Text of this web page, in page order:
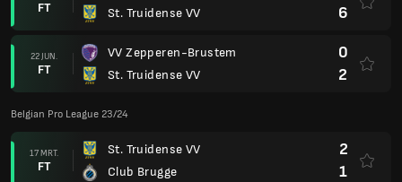
FT
St. Truidense VV
6
22 JUN.
FT
VV Zepperen-Brustem
St. Truidense VV
0
2
Belgian Pro League 23/24
17 MRT.
FT
St. Truidense VV
Club Brugge
2
1